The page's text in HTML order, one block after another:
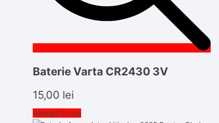
Baterie Varta CR2430 3V
15,00 lei
Adaugă în coș